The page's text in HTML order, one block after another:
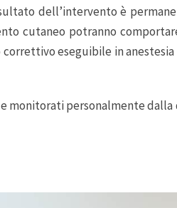
dell’intervento è
cutaneo potranno
eseguibile in
personalmente dalla